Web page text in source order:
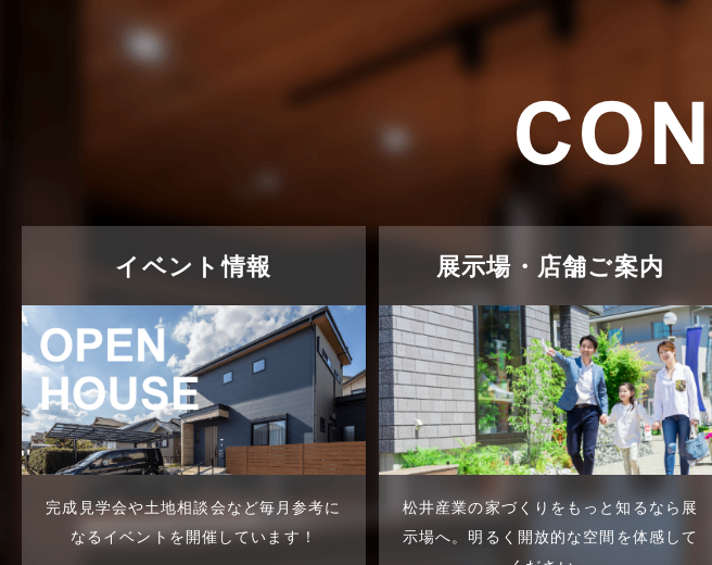
本店-ブログ
注文住宅施工事例
物件検索
物件特集
竹ノ塚店-ブログ
貸事務所活用事例
貸倉庫・その他
貸倉庫活用事例
2023年8月
2023年3月
2023年2月
2023年1月
2022年12月
2022年11月
2022年10月
2022年9月
イベント情報
完成見学会や土地相談会など毎月参考に
なるイベントを開催しています！
展示場・店舗ご案内
松井産業の家づくりをもっと知るなら展
示場へ。 明るく開放的な空間を体感して